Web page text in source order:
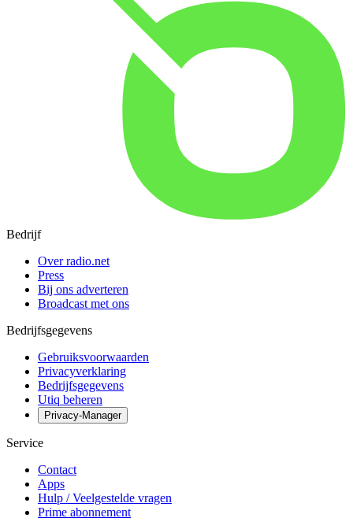
Bedrijf
Over radio.net
Press
Bij ons adverteren
Broadcast met ons
Bedrijfsgegevens
Gebruiksvoorwaarden
Privacyverklaring
Bedrijfsgegevens
Utiq beheren
Privacy-Manager
Service
Contact
Apps
Hulp / Veelgestelde vragen
Prime abonnement